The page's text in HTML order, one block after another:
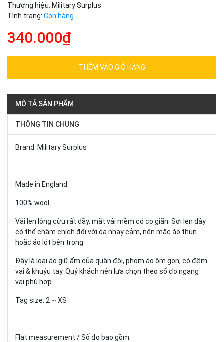
Thương hiệu: Military Surplus
Tình trạng: Còn hàng
340.000₫
THÊM VÀO GIỎ HÀNG
MÔ TẢ SẢN PHẨM
THÔNG TIN CHUNG
Brand: Military Surplus
Made in England
100% wool
Vải len lông cừu rất dầy, mặt vải mềm có co giãn. Sợi len dầy
có thể châm chích đối với da nhạy cảm, nên mặc áo thun
hoặc áo lót bên trong
Đây là loại áo giữ ấm của quân đội, phom áo ôm gọn, có đệm
vai & khuỷu tay. Quý khách nên lựa chọn theo số đo ngang
vai phù hợp
Tag size: 2 ~ XS
Flat measurement / Số đo bao gồm: